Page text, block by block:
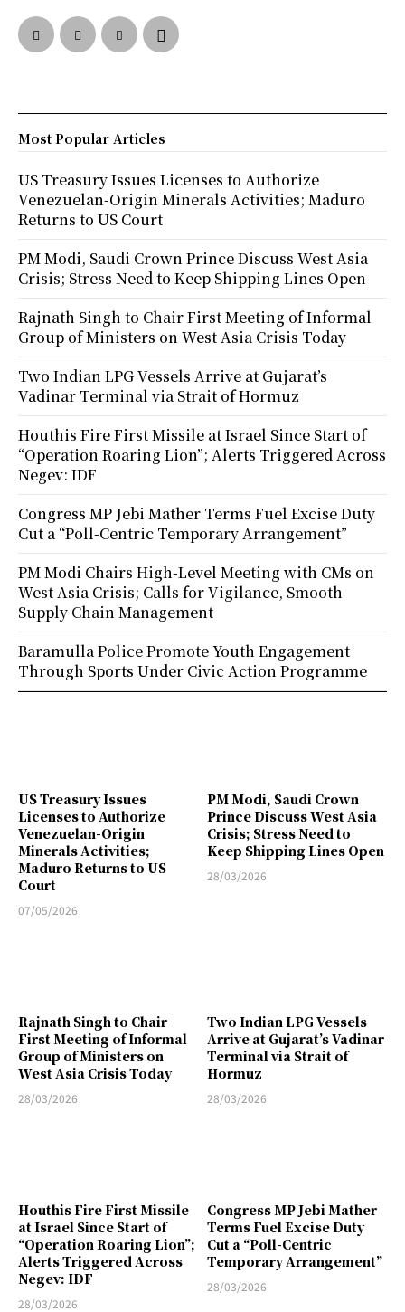
US Treasury Issues
Licenses to Authorize
Venezuelan-Origin
Minerals Activities;
Maduro Returns to US
Court
07/05/2026
PM Modi, Saudi Crown
Prince Discuss West Asia
Crisis; Stress Need to
Keep Shipping Lines Open
28/03/2026
Rajnath Singh to Chair
First Meeting of Informal
Group of Ministers on
West Asia Crisis Today
28/03/2026
Two Indian LPG Vessels
Arrive at Gujarat’s Vadinar
Terminal via Strait of
Hormuz
28/03/2026
Houthis Fire First Missile
at Israel Since Start of
“Operation Roaring Lion”;
Alerts Triggered Across
Negev: IDF
28/03/2026
Congress MP Jebi Mather
Terms Fuel Excise Duty
Cut a “Poll-Centric
Temporary Arrangement”
28/03/2026
Most Popular Articles
US Treasury Issues Licenses to Authorize
Venezuelan-Origin Minerals Activities; Maduro
Returns to US Court
PM Modi, Saudi Crown Prince Discuss West Asia
Crisis; Stress Need to Keep Shipping Lines Open
Rajnath Singh to Chair First Meeting of Informal
Group of Ministers on West Asia Crisis Today
Two Indian LPG Vessels Arrive at Gujarat’s
Vadinar Terminal via Strait of Hormuz
Houthis Fire First Missile at Israel Since Start of
“Operation Roaring Lion”; Alerts Triggered Across
Negev: IDF
Congress MP Jebi Mather Terms Fuel Excise Duty
Cut a “Poll-Centric Temporary Arrangement”
PM Modi Chairs High-Level Meeting with CMs on
West Asia Crisis; Calls for Vigilance, Smooth
Supply Chain Management
Baramulla Police Promote Youth Engagement
Through Sports Under Civic Action Programme